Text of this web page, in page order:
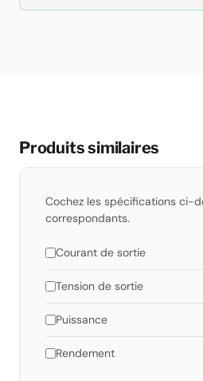
Produits similaires
Cochez les spécifications ci-
correspondants.
Courant de sortie
Tension de sortie
Puissance
Rendement